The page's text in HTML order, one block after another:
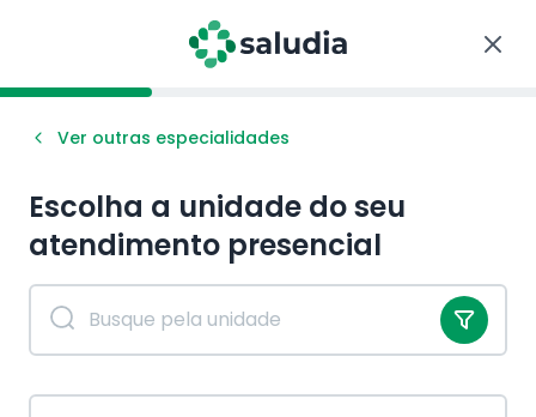
Ver outras especialidades
Escolha a unidade do seu
atendimento presencial